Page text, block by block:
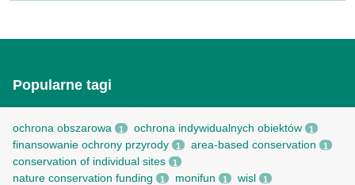
Popularne tagi
ochrona obszarowa 1 ochrona indywidualnych obiektów 1
finansowanie ochrony przyrody 1 area-based conservation 1
conservation of individual sites 1
nature conservation funding 1 monifun 1 wisl 1